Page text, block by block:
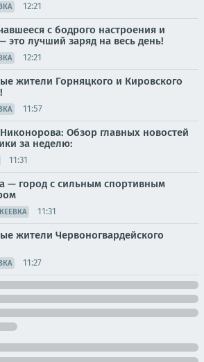
12:21
с бодрого настроения и
это лучший заряд на весь день!
12:21
жители Горняцкого и Кировского
11:57
Обзор главных новостей
за неделю:
11:31
— город с сильным спортивным
11:31
жители Червоногвардейского
11:27